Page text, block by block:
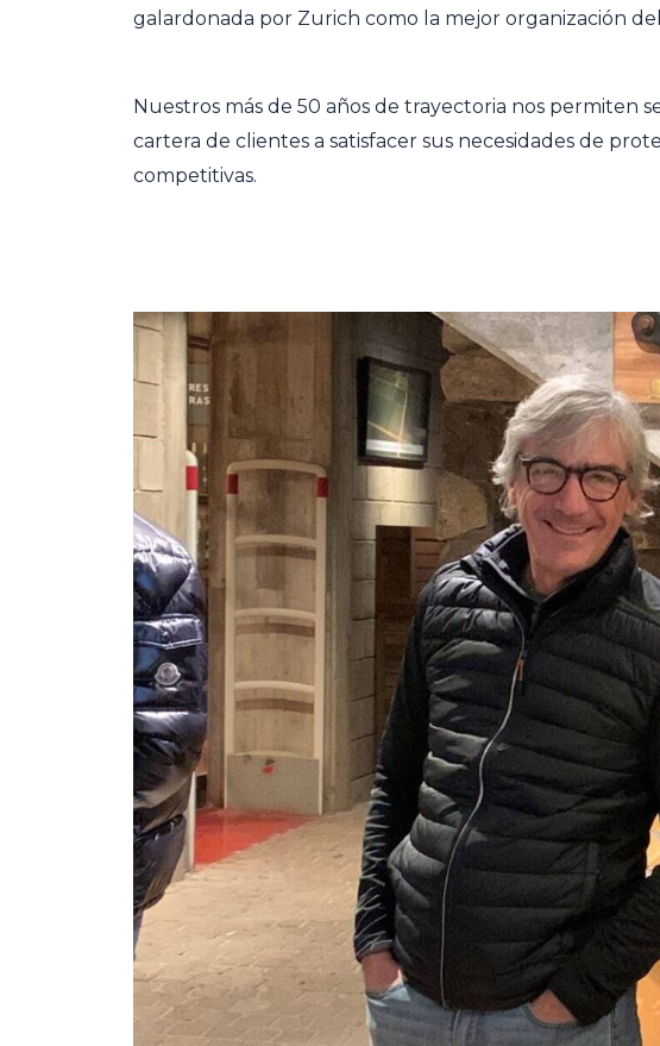
galardonada por Zurich como la mejor organización
Nuestros más de 50 años de trayectoria nos permiten
cartera de clientes a satisfacer sus necesidades de
competitivas.